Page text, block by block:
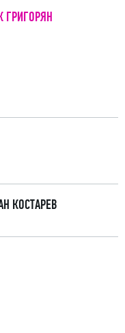
ГРИГОРЯН
КОСТАРЕВ